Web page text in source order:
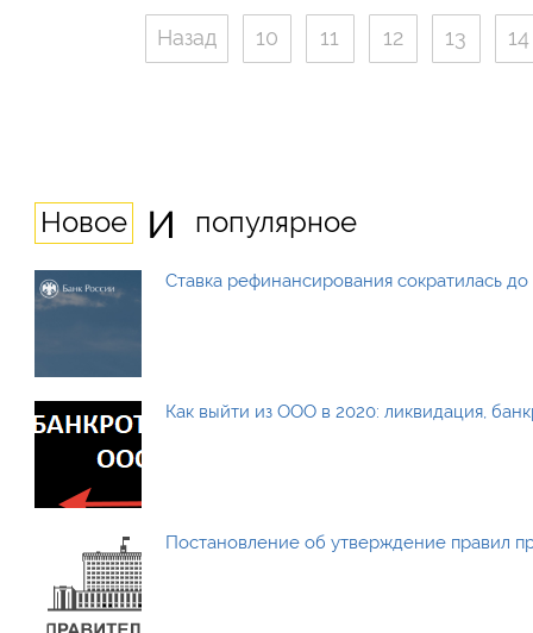
Назад 10 11 12 13 14
Новое и популярное
Ставка рефинансирования сократилась
Как выйти из ООО в 2020: ликвидация,
Постановление об утверждение правил